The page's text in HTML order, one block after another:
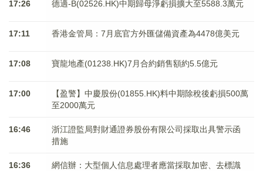
17:26 德適-B(02526.HK)中期歸母淨虧損擴大至5588.3萬元
17:11 香港金管局：7月底官方外匯儲備資產為4478億美元
17:08 寶龍地產(01238.HK)7月合約銷售額約5.5億元
17:00
【盈警】中慶股份(01855.HK)料中期除稅後虧損500萬
至2000萬元
16:46
浙江證監局對財通證券股份有限公司採取出具警示函
措施
16:36
網信辦：大型個人信息處理者應當採取加密、去標識